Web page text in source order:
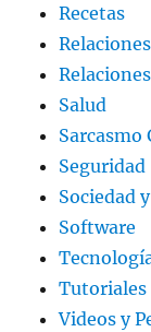
Recetas
Salud
Sarcasmo
Seguridad
Sociedad
Software
Tutoriales
Videos y